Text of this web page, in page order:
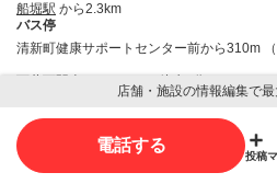
船堀駅 から2.3km
バス停
清新町健康サポートセンター前から310m （
西葛西駅南から290m （徒歩4分）
店舗・施設の情報編集で
電話する
投稿